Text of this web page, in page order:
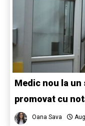
Medic nou la
promovat cu
Oana Sava